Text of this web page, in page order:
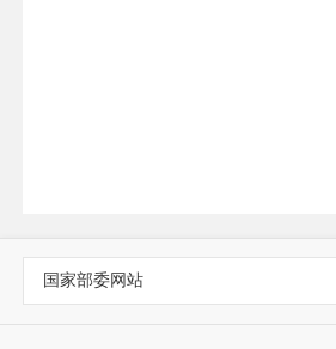
国家部委网站